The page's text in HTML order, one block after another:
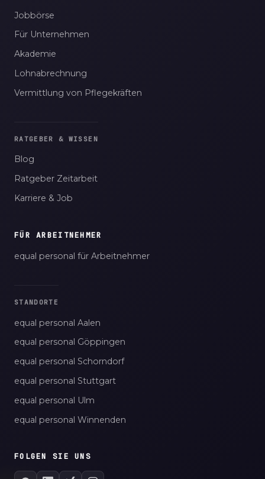
Jobbörse
Für Unternehmen
Akademie
Lohnabrechnung
Vermittlung von Pflegekräften
RATGEBER & WISSEN
Blog
Ratgeber Zeitarbeit
Karriere & Job
FÜR ARBEITNEHMER
equal personal für Arbeitnehmer
STANDORTE
equal personal Aalen
equal personal Göppingen
equal personal Schorndorf
equal personal Stuttgart
equal personal Ulm
equal personal Winnenden
FOLGEN SIE UNS